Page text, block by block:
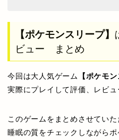
【ポケモンスリープ】
ビュー まとめ
今回は大人気ゲーム 【ポケモ
実際にプレイして評価、レビ
このゲームをまとめさせていた
睡眠の質をチェックしながらポ